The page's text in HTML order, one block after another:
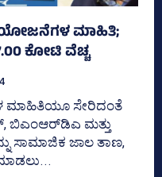
ಯೋಜನೆಗಳ ಮಾಹಿತಿ;
ಕೋಟಿ ವೆಚ್ಚ
ಮಾಹಿತಿಯೂ ಸೇರಿದಂತೆ
ಮತ್ತು
ಸಾಮಾಜಿಕ ಜಾಲ ತಾಣ,